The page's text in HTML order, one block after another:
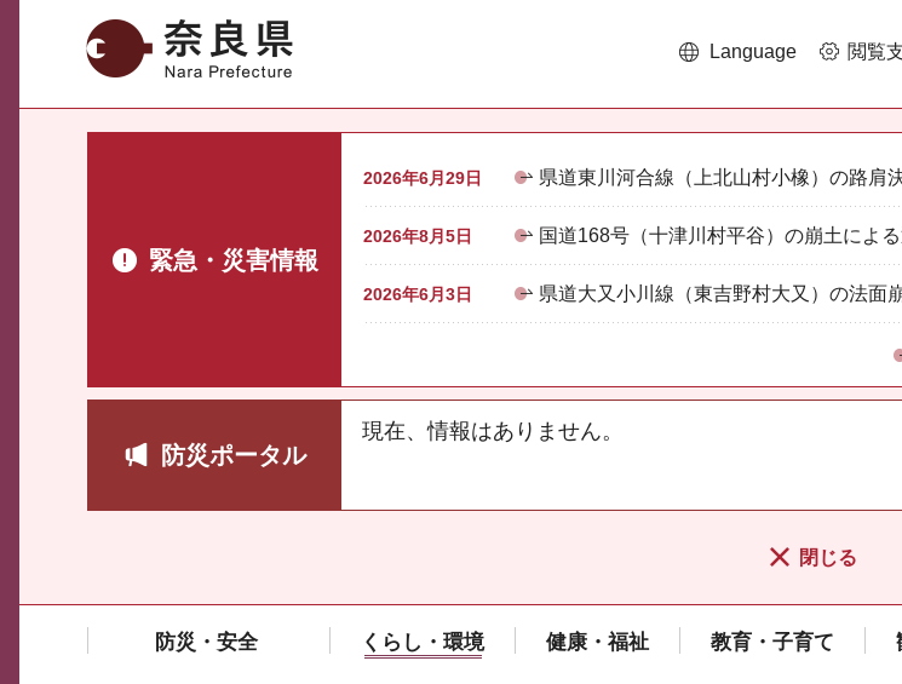
奈良県 Language 閲覧
緊急・災害情報
2026年6月29日 県道東川河合線（上北山村小橡）の路肩
2026年8月5日 国道168号（十津川村平谷）の崩土によ
2026年6月3日 県道大又小川線（東吉野村大又）の法面
防災ポータル
現在、情報はありません。
閉じる
防災・安全 くらし・環境 健康・福祉 教育・子育て